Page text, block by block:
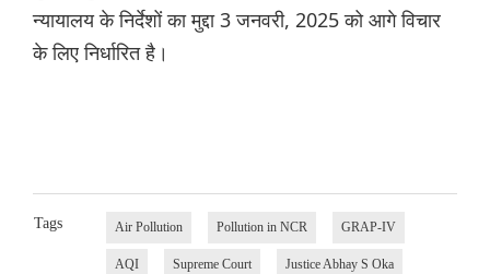
न्यायालय के निर्देशों का मुद्दा 3 जनवरी, 2025 को आगे विचार
के लिए निर्धारित है।
Tags Air Pollution Pollution in NCR GRAP-IV
AQI Supreme Court Justice Abhay S Oka